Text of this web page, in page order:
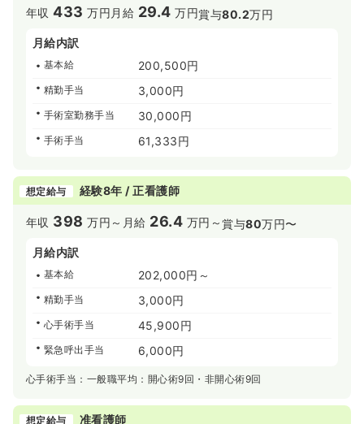
年収433 万円 月給 29.4 万円賞与80.2万円
月給内訳
基本給 200,500円
精勤手当 3,000円
手術室勤務手当 30,000円
手術手当 61,333円
想定給与 経験8年 / 正看護師
年収 398 万円～ 月給 26.4 万円～賞与80万円〜
月給内訳
基本給 202,000円～
精勤手当 3,000円
心手術手当 45,900円
緊急呼出手当 6,000円
心手術手当：一般職平均：開心術9回・非開心術9回
想定給与 准看護師